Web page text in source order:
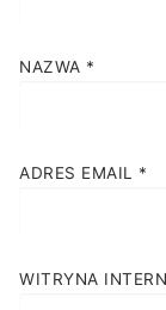
NAZWA *
ADRES EMAIL *
WITRYNA